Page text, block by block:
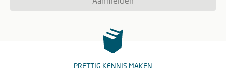
PRETTIG KENNIS MAKEN